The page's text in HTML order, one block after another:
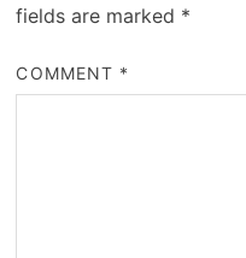
fields are marked *
COMMENT *